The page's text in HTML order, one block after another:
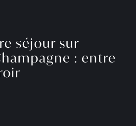
séjour sur
: entre